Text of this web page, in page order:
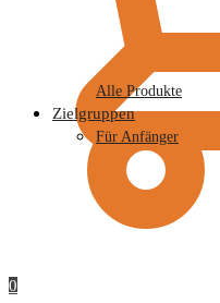
0
Alle Produkte
Zielgruppen
Für Anfänger